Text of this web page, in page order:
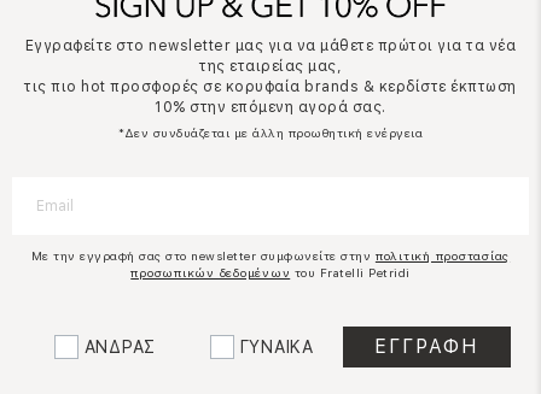
Εγγραφείτε στο newsletter μας για να μάθετε πρώτοι για τα νέα
της εταιρείας μας,
τις πιο hot προσφορές σε κορυφαία brands & κερδίστε έκπτωση
10% στην επόμενη αγορά σας.
*Δεν συνδυάζεται με άλλη προωθητική ενέργεια
Με την εγγραφή σας στο newsletter συμφωνείτε στην πολιτική προστασίας
προσωπικών δεδομένων του Fratelli Petridi
ΑΝΔΡΑΣ ΓΥΝΑΙΚΑ